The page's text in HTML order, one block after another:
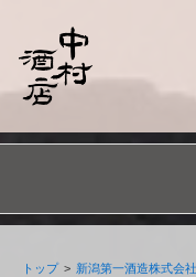
トップ > 新潟第一酒造株式会社